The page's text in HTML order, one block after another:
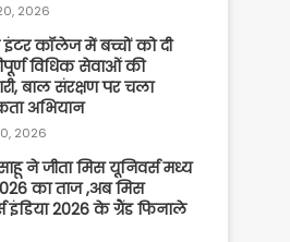
2026
कॉलेज में बच्चों को दी
विधिक सेवाओं की
बाल संरक्षण पर चला
अभियान
2026
साहू ने जीता मिस यूनिवर्स मध्य
का ताज ,अब मिस
इंडिया 2026 के ग्रैंड फिनाले